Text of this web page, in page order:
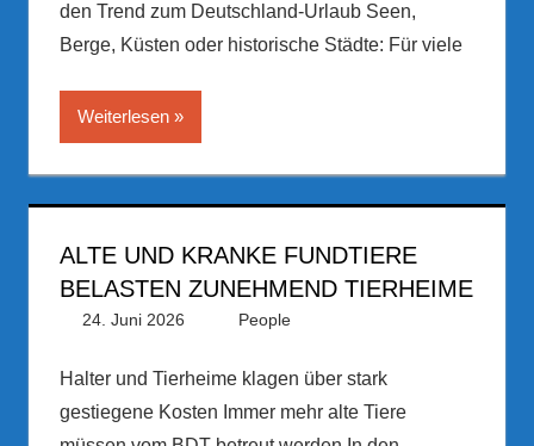
den Trend zum Deutschland-Urlaub Seen,
Berge, Küsten oder historische Städte: Für viele
Weiterlesen
ALTE UND KRANKE FUNDTIERE
BELASTEN ZUNEHMEND TIERHEIME
24. Juni 2026 PRGateway
People
Halter und Tierheime klagen über stark
gestiegene Kosten Immer mehr alte Tiere